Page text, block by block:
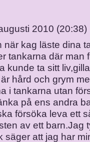
2010 (20:38)
när kag läste dina
tankarna där man
kunde ta sitt
hård och grym
i tankarna utan
på ens andra
försöka leva ett
av ett barn.Jag
säger att jag har